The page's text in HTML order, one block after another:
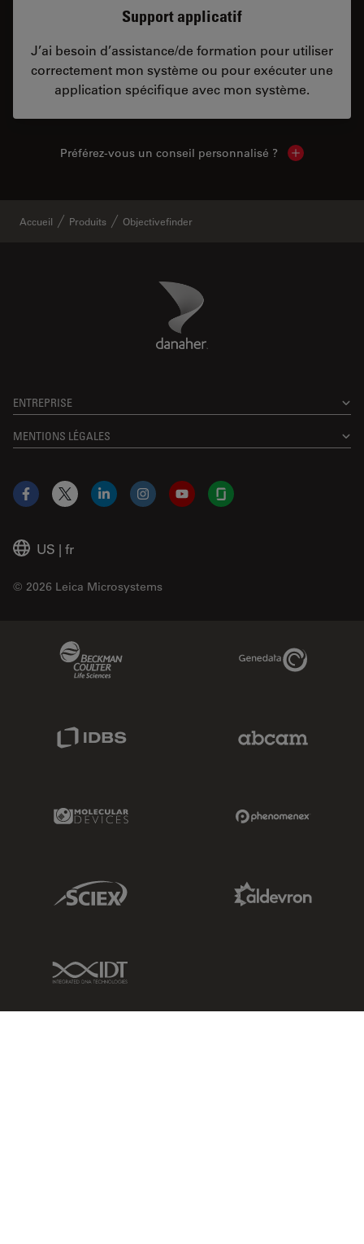
Support applicatif
J’ai besoin d’assistance/de formation pour utiliser
correctement mon système ou pour exécuter une
application spécifique avec mon système.
Préférez-vous un conseil personnalisé ? Show local
Accueil Produits Objectivefinder
Danaher Logo
ENTREPRISE
MENTIONS LÉGALES
US | fr
© 2026 Leica Microsystems
Facebook
X LinkedInInstagramYouTubeGlassdoor
Genedata Link
Molecular Devices Link
Sciex Link
IDT Link